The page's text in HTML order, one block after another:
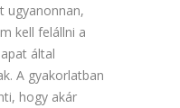
ugyanonnan,
kell felállni a
által
A gyakorlatban
hogy akár